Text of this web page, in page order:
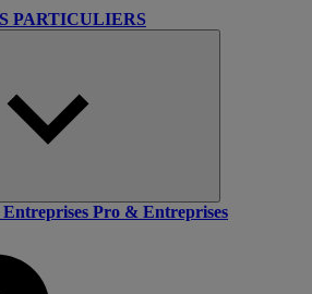
PARTICULIERS
Pro & Entreprises